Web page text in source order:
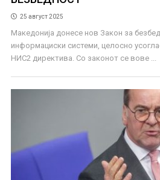
25 август 2025
Македонија донесе нов Закон за
информациски системи, целосно
НИС2 директива. Со законот се вове ...